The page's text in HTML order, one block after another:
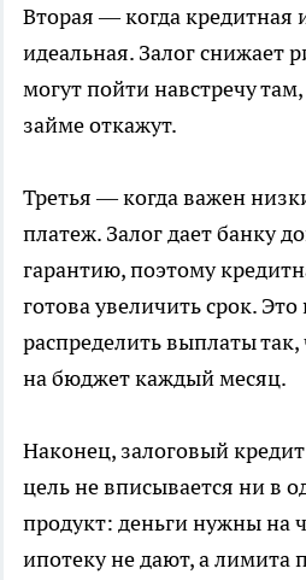
Вторая — когда кредитная
идеальная. Залог снижает
могут пойти навстречу
займе откажут.
Третья — когда важен
платеж. Залог дает банку
гарантию, поэтому
готова увеличить срок.
распределить выплаты
на бюджет каждый месяц.
Наконец, залоговый
цель не вписывается ни в
продукт: деньги нужны на
ипотеку не дают, а лимита